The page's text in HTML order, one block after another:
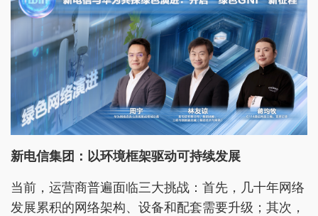
新电信集团：以环境框架驱动可持续发展
当前，运营商普遍面临三大挑战：首先，几十年网络
发展累积的网络架构、设备和配套需要升级；其次，